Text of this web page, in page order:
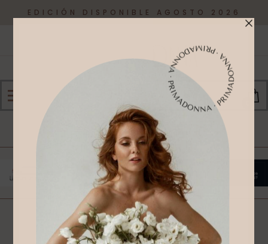
EDICIÓN DISPONIBLE AGOSTO 2026